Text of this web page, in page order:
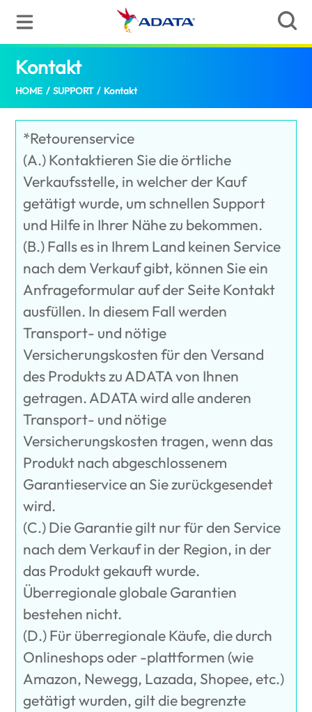
Kontakt(Germany)
HOME / SUPPORT / Kontakt
*Retourenservice
(A.) Kontaktieren Sie die örtliche
Verkaufsstelle, in welcher der Kauf
getätigt wurde, um schnellen Support
und Hilfe in Ihrer Nähe zu bekommen.
(B.) Falls es in Ihrem Land keinen Service
nach dem Verkauf gibt, können Sie ein
Anfrageformular auf der Seite Kontakt
ausfüllen. In diesem Fall werden
Transport- und nötige
Versicherungskosten für den Versand
des Produkts zu ADATA von Ihnen
getragen. ADATA wird alle anderen
Transport- und nötige
Versicherungskosten tragen, wenn das
Produkt nach abgeschlossenem
Garantieservice an Sie zurückgesendet
wird.
(C.) Die Garantie gilt nur für den Service
nach dem Verkauf in der Region, in der
das Produkt gekauft wurde.
Überregionale globale Garantien
bestehen nicht.
(D.) Für überregionale Käufe, die durch
Onlineshops oder -plattformen (wie
Amazon, Newegg, Lazada, Shopee, etc.)
getätigt wurden, gilt die begrenzte